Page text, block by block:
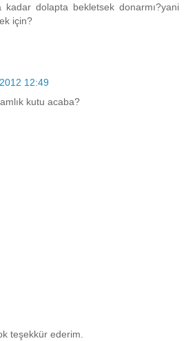
kadar dolapta bekletsek donarmı?yani
için?
12:49
kutu acaba?
teşekkür ederim.